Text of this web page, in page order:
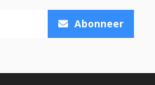
Abonneer